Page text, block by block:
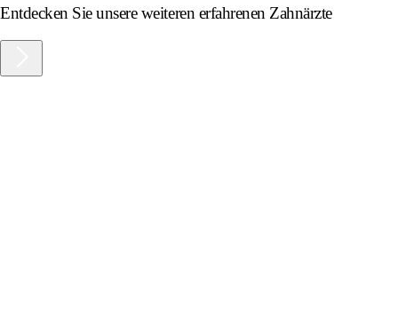
Entdecken Sie unsere weiteren erfahrenen Zahnärzte